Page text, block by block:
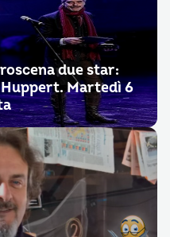
due star:
Martedì 6